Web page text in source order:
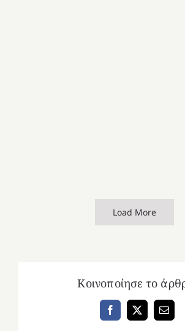
Load More
Κοινοποίησε το
Facebook
X Email